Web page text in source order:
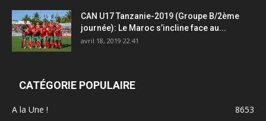
CAN U17 Tanzanie-2019 (Groupe B/2ème
journée): Le Maroc s’incline face au...
avril 18, 2019 22:41
CATÉGORIE POPULAIRE
A la Une !
8653